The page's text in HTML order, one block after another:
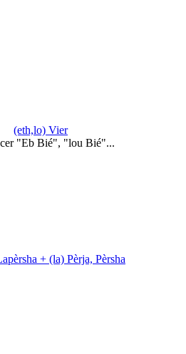
(eth,lo) Vier
"Eb Bié", "lou Bié"...
+ (la) Pèrja, Pèrsha